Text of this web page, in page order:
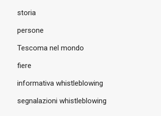
storia
persone
Tescoma nel mondo
fiere
informativa whistleblowing
segnalazioni whistleblowing